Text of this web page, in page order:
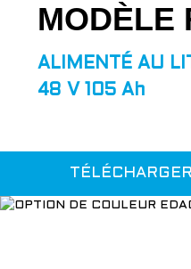
MODÈLE
ALIMENTÉ AU
48 V 105 Ah